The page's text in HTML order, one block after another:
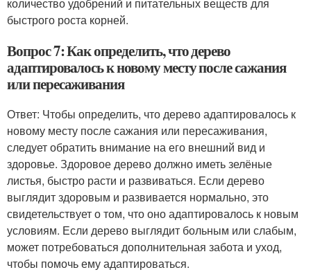
быстрого роста корней.
Вопрос 7: Как определить, что дерево
адаптировалось к новому месту после сажания
или пересаживания
Ответ: Чтобы определить, что дерево адаптировалось к
новому месту после сажания или пересаживания,
следует обратить внимание на его внешний вид и
здоровье. Здоровое дерево должно иметь зелёные
листья, быстро расти и развиваться. Если дерево
выглядит здоровым и развивается нормально, это
свидетельствует о том, что оно адаптировалось к новым
условиям. Если дерево выглядит больным или слабым,
может потребоваться дополнительная забота и уход,
чтобы помочь ему адаптироваться.